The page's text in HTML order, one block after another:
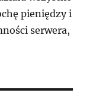
pieniędzy i
serwera,